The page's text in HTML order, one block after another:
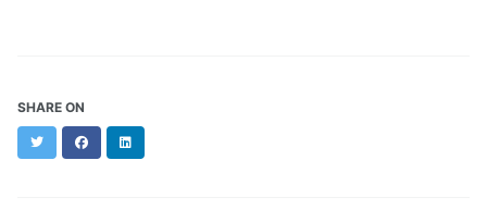
SHARE ON
TwitterFacebookLinkedIn